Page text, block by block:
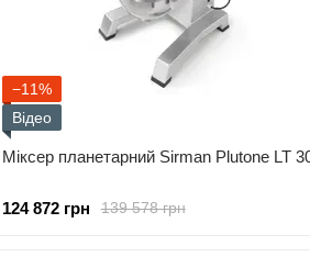
−11%
Відео
Міксер планетарний Sirman Plutone LT
139 578 грн
124 872 грн